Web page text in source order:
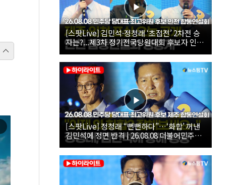
[스팟Live] 김민석·정청래 ‘초접전’ 2차전 승
자는?...제3차 정기전국당원대회 후보자 인천
합동연설회 생중계 | 26.08.08
[스팟Live] 정청래 “뻔뻔하다”…‘화합’ 꺼낸
김민석에 정면 반격 | 26.08.08 더불어민주당
당대표·최고위원 후보 제주 합동연설회